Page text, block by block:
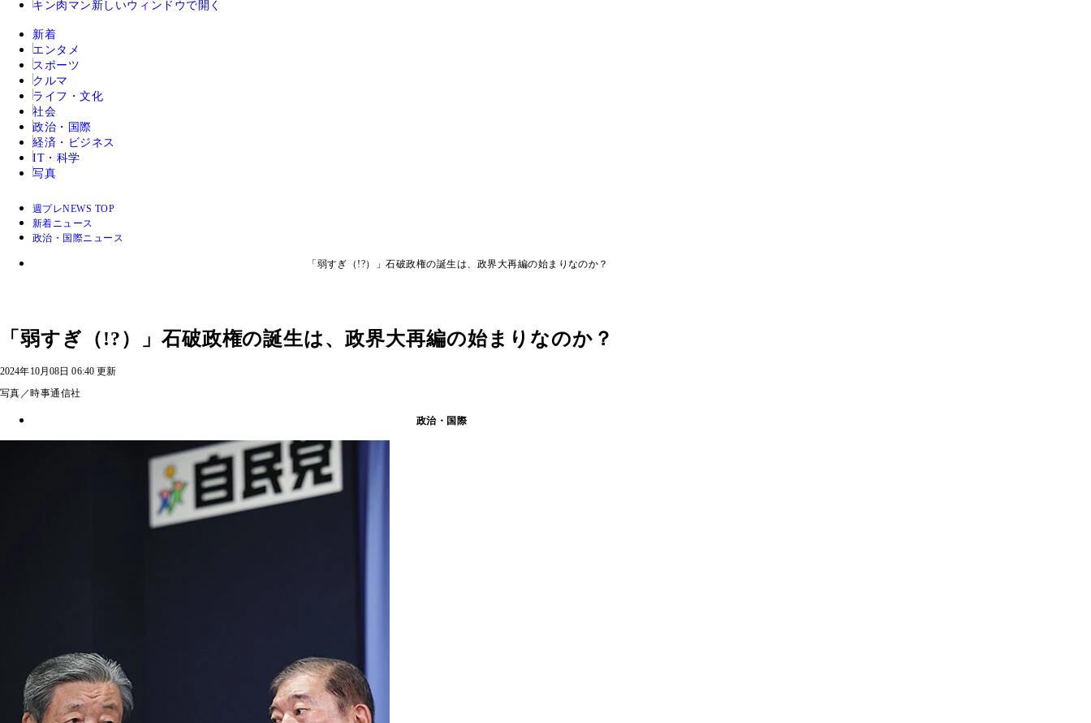
キン肉マン 新しいウィンドウで開く
新着
エンタメ
スポーツ
クルマ
ライフ・文化
社会
政治・国際
経済・ビジネス
IT・科学
写真
週プレNEWS TOP
新着ニュース
政治・国際ニュース
「弱すぎ（!?）」石破政権の誕生は、政界大再編の始まりなのか？
「弱すぎ（!?）」石破政権の誕生は、政界大再編の始まりなのか？
2024年10月08日 06:40 更新
写真／時事通信社
政治・国際